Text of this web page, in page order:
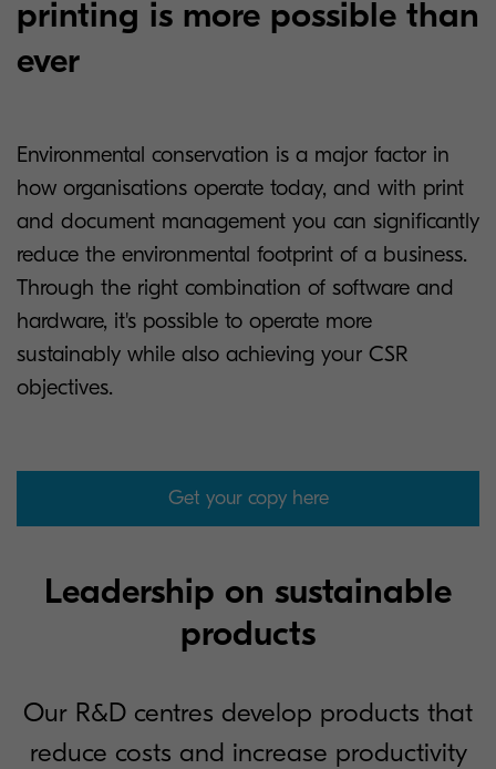
printing is more possible than
ever
Environmental conservation is a major factor in
how organisations operate today, and with print
and document management you can significantly
reduce the environmental footprint of a business.
Through the right combination of software and
hardware, it's possible to operate more
sustainably while also achieving your CSR
objectives.
Get your copy here
Leadership on sustainable
products
Our R&D centres develop products that
reduce costs and increase productivity